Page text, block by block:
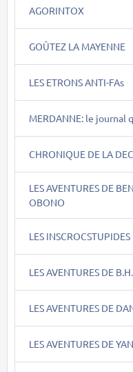
AGORINTOX
GOÛTEZ LA MAYENNE
LES ETRONS ANTI-FAs
MERDANNE: le journal
CHRONIQUE DE LA
LES AVENTURES DE
OBONO
LES INSCROCSTUPIDES
LES AVENTURES DE
LES AVENTURES DE
LES AVENTURES DE